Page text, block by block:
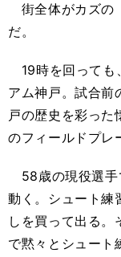
街全体がカズの
だ。
19時を回っても
アム神戸。試合前
戸の歴史を彩っ
のフィールドプレ
58歳の現役選手
動く。シュート練
しを買って出る。
で黙々とシュート